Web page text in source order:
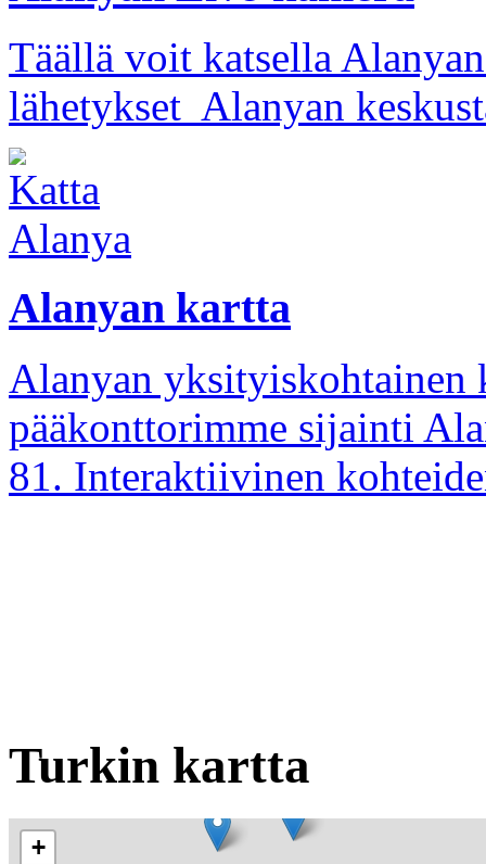
Täällä voit katsella
lähetykset Alanyan
Alanyan kartta
Alanyan yksityiskohtainen
pääkonttorimme sijainti
81. Interaktiivinen
Turkin kartta
+